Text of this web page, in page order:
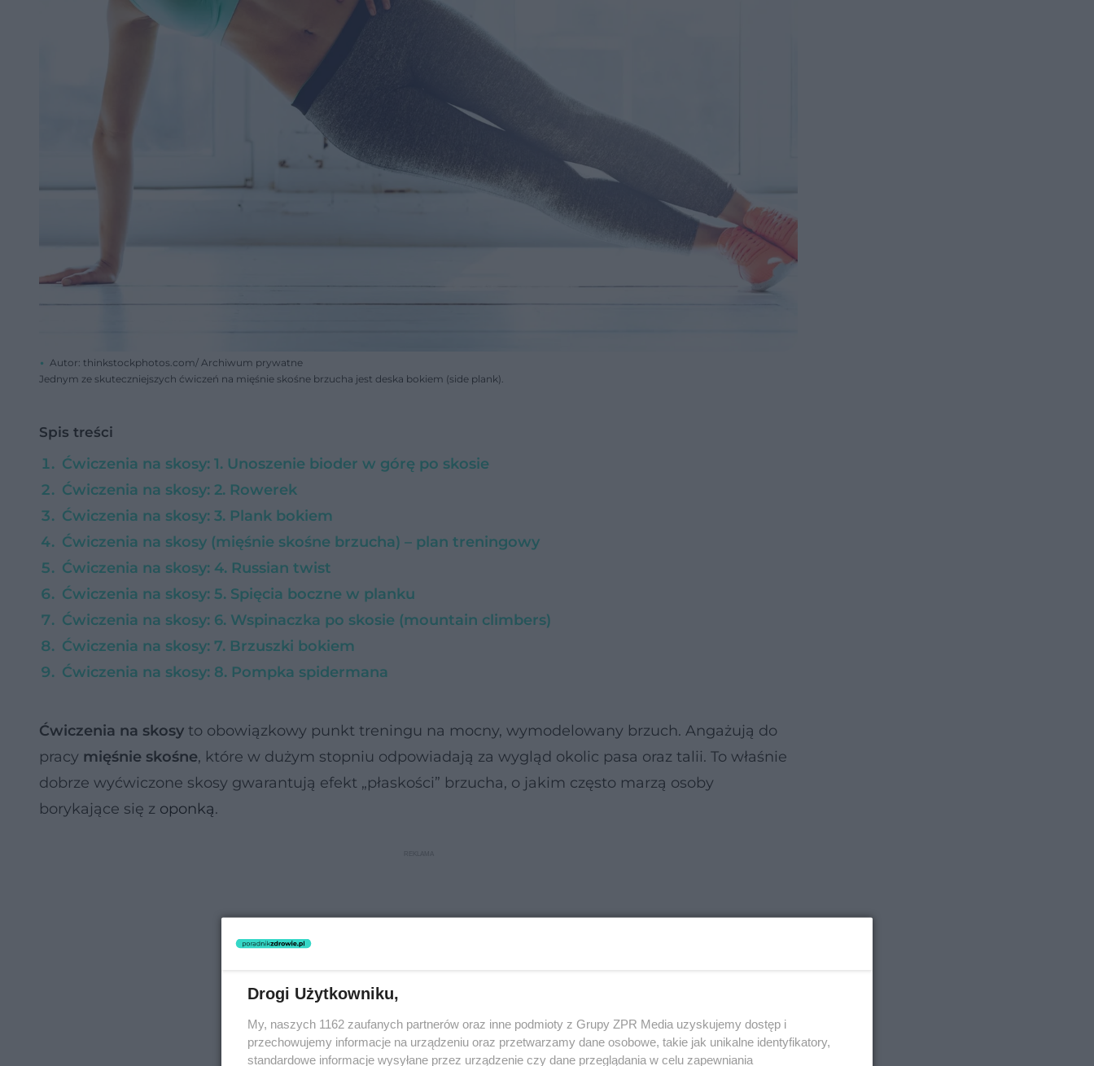
Autor: thinkstockphotos.com/ Archiwum prywatne
Jednym ze skuteczniejszych ćwiczeń na mięśnie skośne brzucha jest deska bokiem (side plank).
Spis treści
Ćwiczenia na skosy: 1. Unoszenie bioder w górę po skosie
Ćwiczenia na skosy: 2. Rowerek
Ćwiczenia na skosy: 3. Plank bokiem
Ćwiczenia na skosy (mięśnie skośne brzucha) – plan treningowy
Ćwiczenia na skosy: 4. Russian twist
Ćwiczenia na skosy: 5. Spięcia boczne w planku
Ćwiczenia na skosy: 6. Wspinaczka po skosie (mountain climbers)
Ćwiczenia na skosy: 7. Brzuszki bokiem
Ćwiczenia na skosy: 8. Pompka spidermana
Ćwiczenia na skosy to obowiązkowy punkt treningu na mocny, wymodelowany brzuch. Angażują do
pracy mięśnie skośne, które w dużym stopniu odpowiadają za wygląd okolic pasa oraz talii. To właśnie
dobrze wyćwiczone skosy gwarantują efekt „płaskości” brzucha, o jakim często marzą osoby
borykające się z oponką.
Drogi Użytkowniku,
My, naszych 1162 zaufanych partnerów oraz inne podmioty z Grupy ZPR Media uzyskujemy dostęp i
przechowujemy informacje na urządzeniu oraz przetwarzamy dane osobowe, takie jak unikalne identyfikatory,
standardowe informacje wysyłane przez urządzenie czy dane przeglądania w celu zapewniania